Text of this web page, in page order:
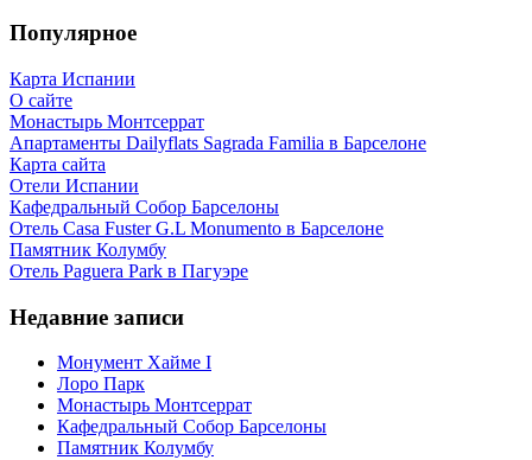
Популярное
Карта Испании
О сайте
Монастырь Монтсеррат
Апартаменты Dailyflats Sagrada Familia в Барселоне
Карта сайта
Отели Испании
Кафeдрaльный Собор Барселоны
Отель Casa Fuster G.L Monumento в Барселоне
Пaмятник Колумбу
Отель Paguera Park в Пагуэре
Недавние записи
Монумент Хайме I
Лоро Парк
Монастырь Монтсеррат
Кафeдрaльный Собор Барселоны
Пaмятник Колумбу